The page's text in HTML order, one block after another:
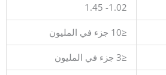
1.02- 1.45
≤10 جزء في المليون
≤3 جزء في المليون